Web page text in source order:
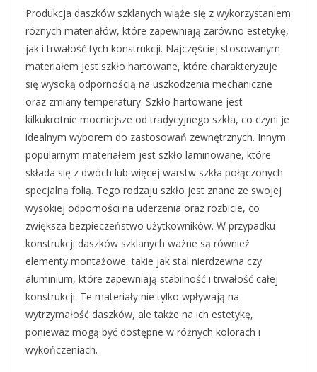
Produkcja daszków szklanych wiąże się z wykorzystaniem
różnych materiałów, które zapewniają zarówno estetykę,
jak i trwałość tych konstrukcji. Najczęściej stosowanym
materiałem jest szkło hartowane, które charakteryzuje
się wysoką odpornością na uszkodzenia mechaniczne
oraz zmiany temperatury. Szkło hartowane jest
kilkukrotnie mocniejsze od tradycyjnego szkła, co czyni je
idealnym wyborem do zastosowań zewnętrznych. Innym
popularnym materiałem jest szkło laminowane, które
składa się z dwóch lub więcej warstw szkła połączonych
specjalną folią. Tego rodzaju szkło jest znane ze swojej
wysokiej odporności na uderzenia oraz rozbicie, co
zwiększa bezpieczeństwo użytkowników. W przypadku
konstrukcji daszków szklanych ważne są również
elementy montażowe, takie jak stal nierdzewna czy
aluminium, które zapewniają stabilność i trwałość całej
konstrukcji. Te materiały nie tylko wpływają na
wytrzymałość daszków, ale także na ich estetykę,
ponieważ mogą być dostępne w różnych kolorach i
wykończeniach.